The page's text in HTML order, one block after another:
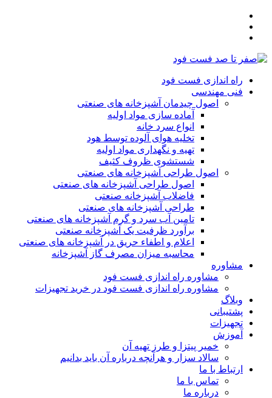
راه اندازی فست فود
فنی مهندسی
اصول چیدمان آشپزخانه های صنعتی
آماده سازی مواد اولیه
انواع سرد خانه
تخلیه هوای آلوده توسط هود
تهیه و نگهداری مواد اولیه
شستشوی ظروف کثیف
اصول طراحی آشپزخانه های صنعتی
اصول طراحی آشپزخانه های صنعتی
فاضلاب آشپزخانه صنعتی
طراحی آشپزخانه های صنعتی
تامین آب سرد و گرم آشپزخانه های صنعتی
برآورد ظرفیت یک آشپزخانه صنعتی
اعلام و اطفاء حریق در آشپزخانه های صنعتی
محاسبه میزان مصرف گاز آشپزخانه
مشاوره
مشاوره راه اندازی فست فود
مشاوره راه اندازی فست فود در خرید تجهیزات
وبلاگ
پشتیبانی
تجهیزات
آموزش
خمیر پیتزا و طرز تهیه آن
سالاد سزار و هرآنچه درباره آن باید بدانیم
ارتباط با ما
تماس با ما
درباره ما